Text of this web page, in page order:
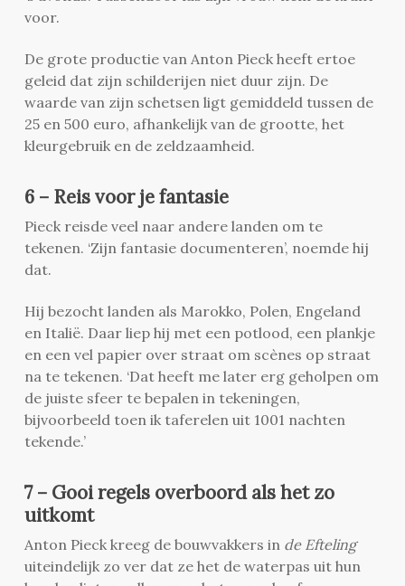
voor.
De grote productie van Anton Pieck heeft ertoe
geleid dat zijn schilderijen niet duur zijn. De
waarde van zijn schetsen ligt gemiddeld tussen de
25 en 500 euro, afhankelijk van de grootte, het
kleurgebruik en de zeldzaamheid.
6 – Reis voor je fantasie
Pieck reisde veel naar andere landen om te
tekenen. ‘Zijn fantasie documenteren’, noemde hij
dat.
Hij bezocht landen als Marokko, Polen, Engeland
en Italië. Daar liep hij met een potlood, een plankje
en een vel papier over straat om scènes op straat
na te tekenen. ‘Dat heeft me later erg geholpen om
de juiste sfeer te bepalen in tekeningen,
bijvoorbeeld toen ik taferelen uit 1001 nachten
tekende.’
7 – Gooi regels overboord als het zo
uitkomt
Anton Pieck kreeg de bouwvakkers in de Efteling
uiteindelijk zo ver dat ze het de waterpas uit hun